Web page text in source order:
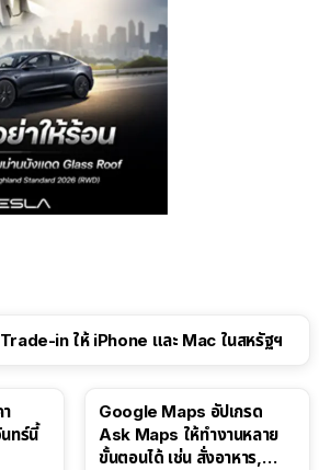
in ให้ iPhone และ Mac ในสหรัฐฯ
ทร์นี้
Google Maps อัปเกรด
Ask Maps ให้ทำงานหลาย
ขั้นตอนได้ เช่น สั่งอาหาร,